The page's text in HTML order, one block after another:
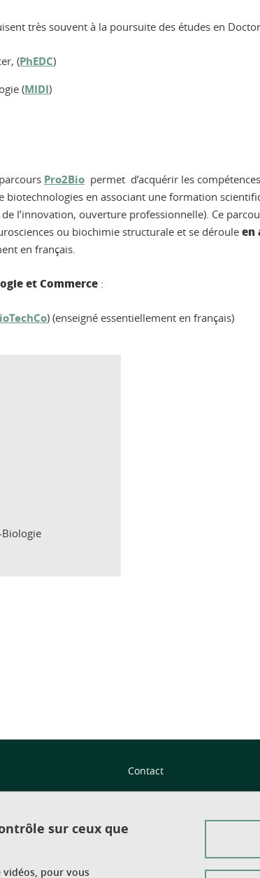
très souvent à la poursuite des études en
(PhEDC)
(MIDI)
Pro2Bio permet d’acquérir les
biotechnologies en associant une formation
l’innovation, ouverture professionnelle). Ce
ou biochimie structurale et se déroule en
en français.
et Commerce :
) (enseigné essentiellement en français)
Biologie
Contact
Mentions légales
sur ceux que
vidéos, pour vous